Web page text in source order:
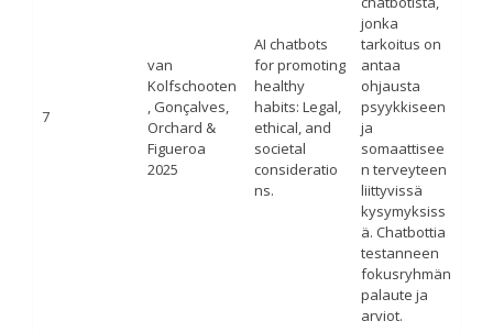
7
van
Kolfschooten
, Gonçalves,
Orchard &
Figueroa
2025
AI chatbots
for promoting
healthy
habits: Legal,
ethical, and
societal
consideratio
ns.
jonka
tarkoitus on
antaa
ohjausta
psyykkiseen
ja
somaattisee
n terveyteen
liittyvissä
kysymyksiss
ä. Chatbottia
testanneen
fokusryhmän
palaute ja
arviot.